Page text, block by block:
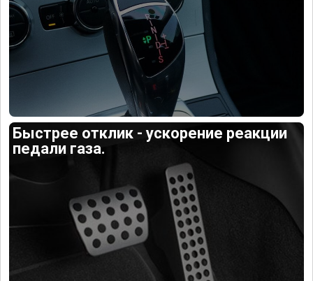
Быстрее отклик - ускорение реакции
педали газа.